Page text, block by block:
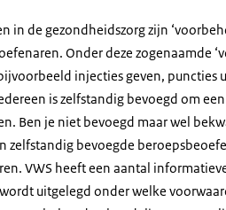
in de gezondheidszorg zijn
Onder deze zogenaamde
injecties geven, puncties
is zelfstandig bevoegd om
Ben je niet bevoegd maar wel
zelfstandig bevoegde
VWS heeft een aantal
uitgelegd onder welke